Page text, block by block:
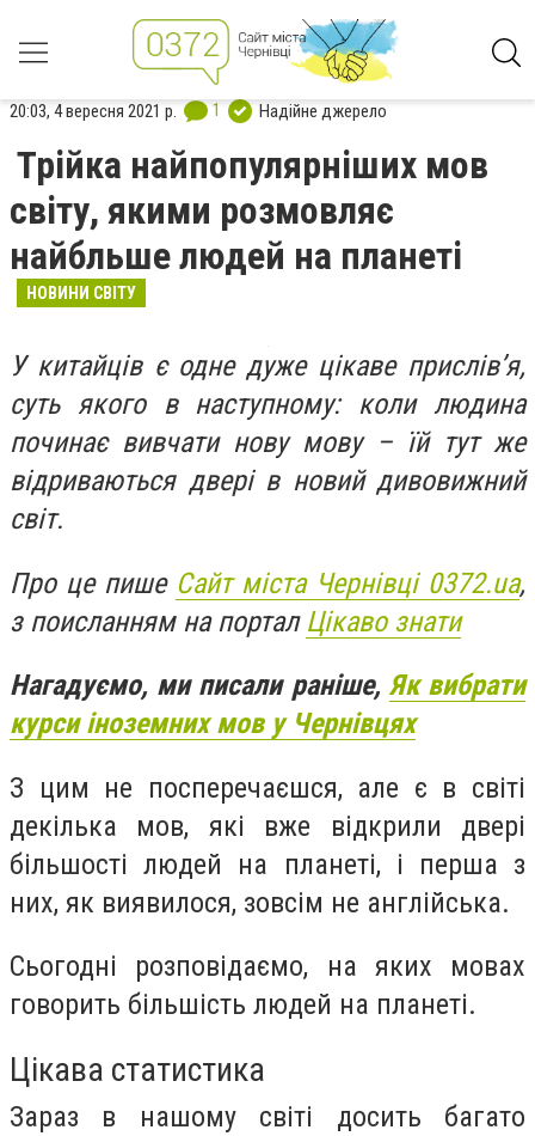
20:03, 4 вересня 2021 р. 1 Надійне джерело
Трійка найпопулярніших мов
світу, якими розмовляє
найбльше людей на планеті
НОВИНИ СВІТУ
У китайців є одне дуже цікаве прислів’я,
суть якого в наступному: коли людина
починає вивчати нову мову – їй тут же
відриваються двері в новий дивовижний
світ.
Про це пише Сайт міста Чернівці 0372.ua,
з поисланням на портал Цікаво знати
Нагадуємо, ми писали раніше, Як вибрати
курси іноземних мов у Чернівцях
З цим не посперечаєшся, але є в світі
декілька мов, які вже відкрили двері
більшості людей на планеті, і перша з
них, як виявилося, зовсім не англійська.
Сьогодні розповідаємо, на яких мовах
говорить більшість людей на планеті.
Цікава статистика
Зараз в нашому світі досить багато